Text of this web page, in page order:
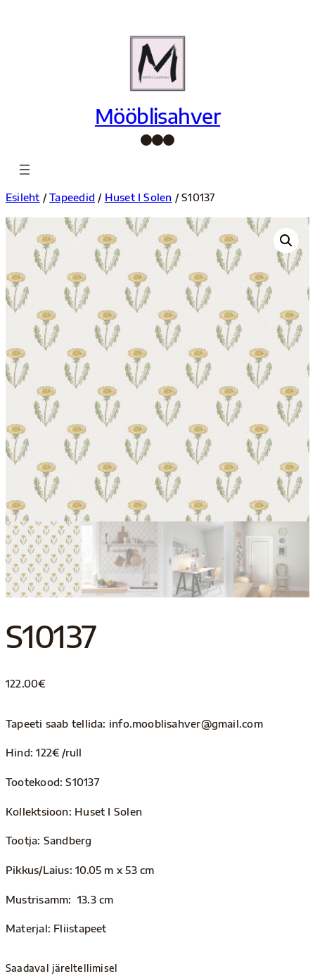
Mööblisahver
Facebook InstagramPinterest
Esileht /Tapeedid / Huset I Solen / S10137
S10137
122.00€
Tapeeti saab tellida: info.mooblisahver@gmail.com
Hind: 122€ /rull
Tootekood: S10137
Kollektsioon: Huset I Solen
Tootja: Sandberg
Pikkus/Laius: 10.05 m x 53 cm
Mustrisamm: 13.3 cm
Materjal: Fliistapeet
Saadaval järeltellimisel